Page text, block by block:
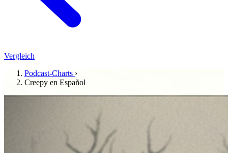
Vergleich
Podcast-Charts ›
Creepy en Español